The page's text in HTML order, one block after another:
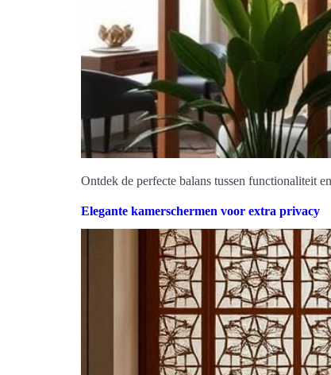
Ontdek de perfecte balans tussen functionaliteit
Elegante kamerschermen voor extra privacy